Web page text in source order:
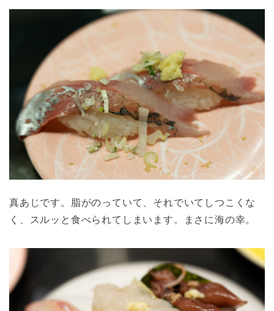
真あじです。脂がのっていて、それでいてしつこくな
く、スルッと食べられてしまいます。まさに海の幸。